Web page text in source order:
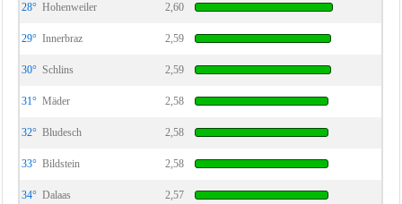
28° Hohenweiler 2,60
29° Innerbraz 2,59
30° Schlins 2,59
31° Mäder 2,58
32° Bludesch 2,58
33° Bildstein 2,58
34° Dalaas 2,57